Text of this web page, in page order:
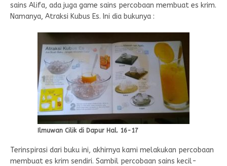
sains Alifa, ada juga game sains percobaan membuat es krim.
Namanya, Atraksi Kubus Es. Ini dia bukunya :
Ilmuwan Cilik di Dapur Hal. 16-17
Terinspirasi dari buku ini, akhirnya kami melakukan percobaan
membuat es krim sendiri. Sambil percobaan sains kecil-